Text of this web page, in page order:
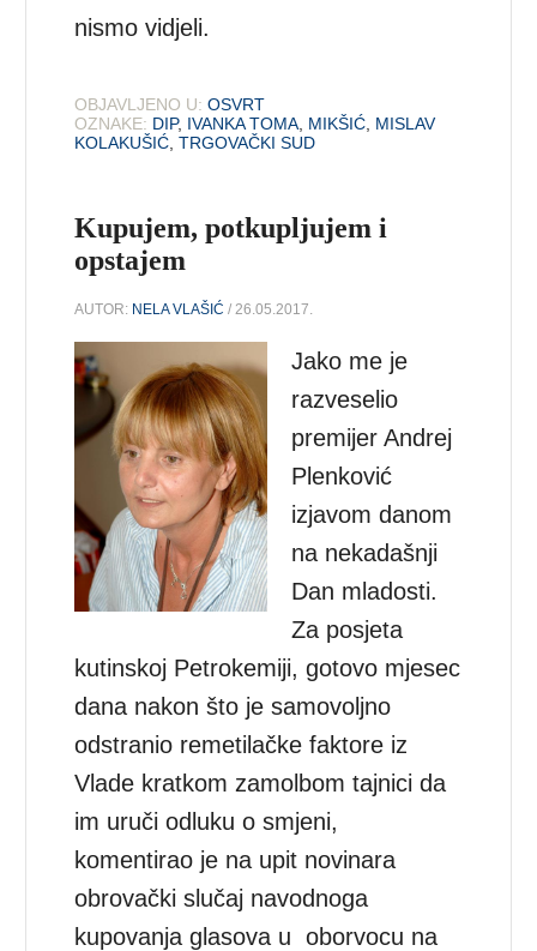
nismo vidjeli.
OBJAVLJENO U: OSVRT
OZNAKE: DIP, IVANKA TOMA MIKŠIĆ MISLAV
KOLAKUŠIĆ ,TRGOVAČKI SUD
Kupujem, potkupljujem i
opstajem
AUTOR: NELA VLAŠIĆ / 26.05.2017.
Jako me je
razveselio
premijer Andrej
Plenković
izjavom danom
na nekadašnji
Dan mladosti.
Za posjeta
kutinskoj Petrokemiji, gotovo mjesec
dana nakon što je samovoljno
odstranio remetilačke faktore iz
Vlade kratkom zamolbom tajnici da
im uruči odluku o smjeni,
komentirao je na upit novinara
obrovački slučaj navodnoga
kupovanja glasova u oborvocu na